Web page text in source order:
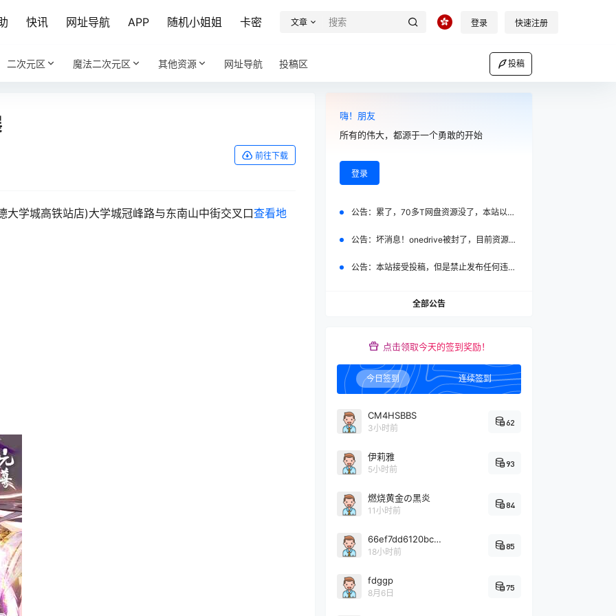
快讯 网址导航 APP 随机小姐姐 卡密 文章 登录 快速注册
二次元区 魔法二次元区 其他资源 网址导航 投稿区 投稿
前往下载
学城高铁站店)大学城冠峰路与东南山中街交叉口查看地
嗨！朋友
所有的伟大，都源于一个勇敢的开始
登录
公告： 累了，70多T网盘资源没了，本站以后 不再设置vip会员，全部免费！
公告： 坏消息！onedrive被封了，目前资源不好转移！
公告： 本站接受投稿，但是禁止发布任何违法，低俗内容
全部公告
点击领取今天的签到奖励！
今日签到 连续签到
CM4HSBBS
3小时前
62
伊莉雅
5小时前
93
燃烧黄金の黑炎
11小时前
84
66ef7dd6120bc22cda986ab100def5fb949
18小时前
85
fdggp
8月6日
75